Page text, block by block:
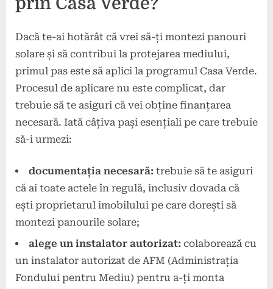
Dacă te-ai hotărât că vrei să-ți montezi panouri
solare și să contribui la protejarea mediului,
primul pas este să aplici la programul Casa Verde.
Procesul de aplicare nu este complicat, dar
trebuie să te asiguri că vei obține finanțarea
necesară. Iată câțiva pași esențiali pe care trebuie
să-i urmezi:
documentația necesară: trebuie să te asiguri
că ai toate actele în regulă, inclusiv dovada că
ești proprietarul imobilului pe care dorești să
montezi panourile solare;
alege un instalator autorizat: colaborează cu
un instalator autorizat de AFM (Administrația
Fondului pentru Mediu) pentru a-ți monta